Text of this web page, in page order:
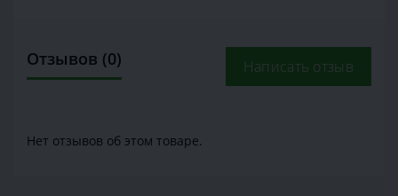
Отзывов (0) Написать отзыв
Нет отзывов об этом товаре.